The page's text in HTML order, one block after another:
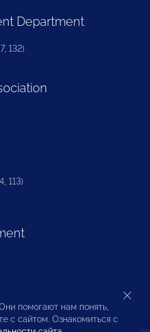
Department
132)
113)
Rights Protection
помогают нам понять,
с сайтом. Ознакомиться с